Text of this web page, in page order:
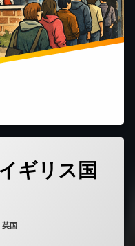
ギリス国
英国